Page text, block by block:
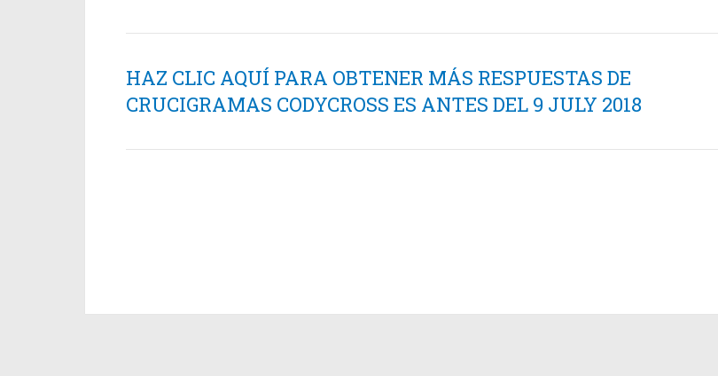
HAZ CLIC AQUÍ PARA OBTENER MÁS RESPUESTAS DE
CRUCIGRAMAS CODYCROSS ES ANTES DEL 9 JULY 2018